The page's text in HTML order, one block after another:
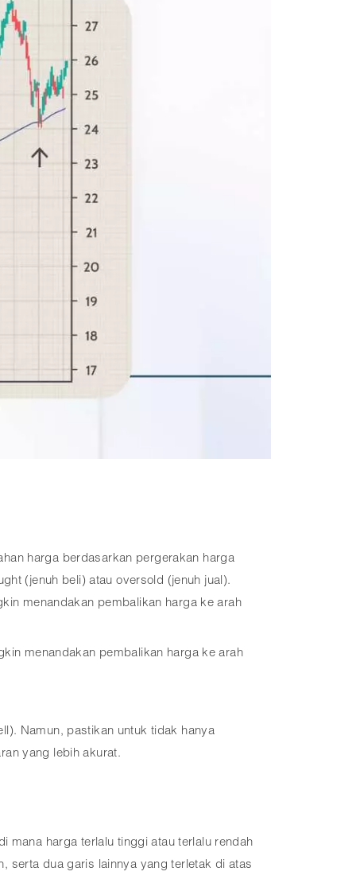
harga berdasarkan pergerakan harga
(jenuh beli) atau oversold (jenuh jual).
menandakan pembalikan harga ke arah
menandakan pembalikan harga ke arah
Namun, pastikan untuk tidak hanya
yang lebih akurat.
mana harga terlalu tinggi atau terlalu rendah
serta dua garis lainnya yang terletak di atas